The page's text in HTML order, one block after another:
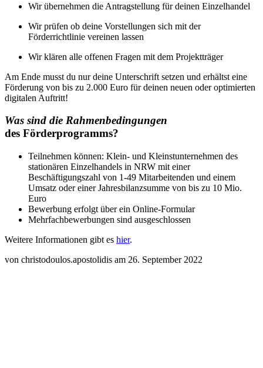
Wir übernehmen die Antragstellung für deinen Einzelhandel
Wir prüfen ob deine Vorstellungen sich mit der
Förderrichtlinie vereinen lassen
Wir klären alle offenen Fragen mit dem Projektträger
Am Ende musst du nur deine Unterschrift setzen und erhältst eine
Förderung von bis zu 2.000 Euro für deinen neuen oder optimierten
digitalen Auftritt!
Was sind die Rahmenbedingungen
des Förderprogramms?
Teilnehmen können: Klein- und Kleinstunternehmen des
stationären Einzelhandels in NRW mit einer
Beschäftigungszahl von 1-49 Mitarbeitenden und einem
Umsatz oder einer Jahresbilanzsumme von bis zu 10 Mio.
Euro
Bewerbung erfolgt über ein Online-Formular
Mehrfachbewerbungen sind ausgeschlossen
Weitere Informationen gibt es hier.
von christodoulos.apostolidis am 26. September 2022